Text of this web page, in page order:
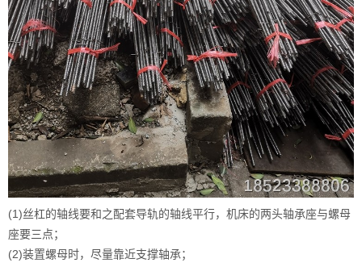
(1)丝杠的轴线要和之配套导轨的轴线平行，机床的两头轴承座与螺母
座要三点；
(2)装置螺母时，尽量靠近支撑轴承；